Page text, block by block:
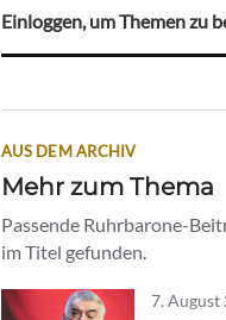
Einloggen, um Themen zu
AUS DEM ARCHIV
Mehr zum Thema
Passende Ruhrbarone-
im Titel gefunden.
7. August